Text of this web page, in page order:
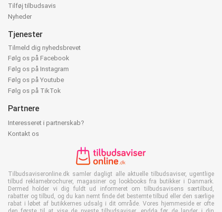
Tilføj tilbudsavis
Nyheder
Tjenester
Tilmeld dig nyhedsbrevet
Følg os på Facebook
Følg os på Instagram
Følg os på Youtube
Følg os på TikTok
Partnere
Interesseret i partnerskab?
Kontakt os
Tilbudsaviseronline.dk samler dagligt alle aktuelle tilbudsaviser, ugentlige
tilbud reklamebrochurer, magasiner og lookbooks fra butikker i Danmark.
Dermed holder vi dig fuldt ud informeret om tilbudsavisens særtilbud,
rabatter og tilbud, og du kan nemt finde det bestemte tilbud eller den særlige
rabat i løbet af butikkernes udsalg i dit område. Vores hjemmeside er ofte